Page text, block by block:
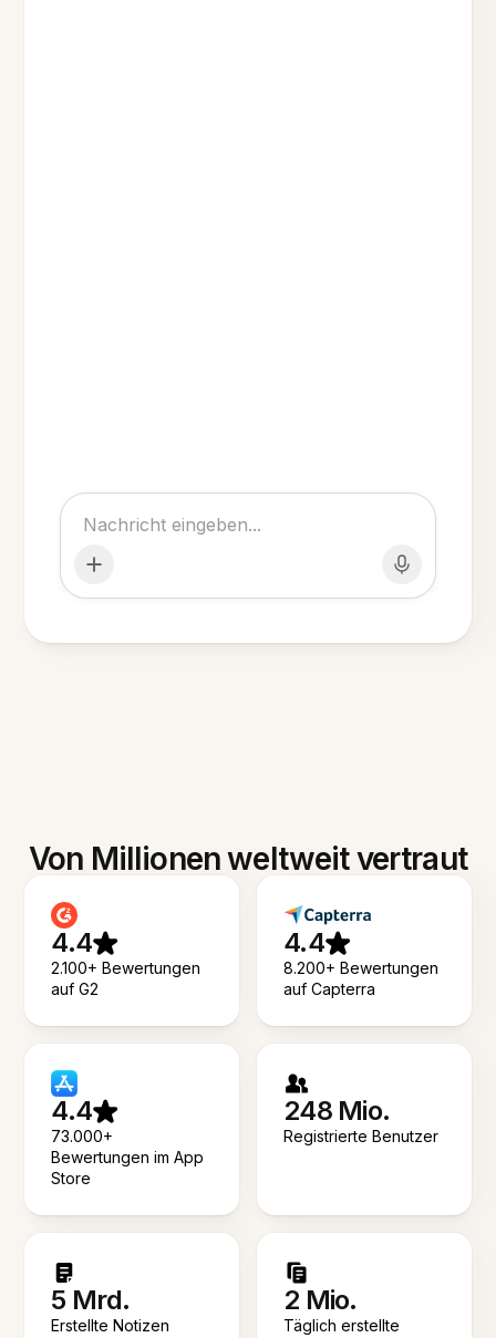
Von Millionen weltweit vertraut
4.4
2.100+ Bewertungen
auf G2
4.4
8.200+ Bewertungen
auf Capterra
4.4
73.000+
Bewertungen im App
Store
248 Mio.
Registrierte Benutzer
5 Mrd.
Erstellte Notizen
2 Mio.
Täglich erstellte